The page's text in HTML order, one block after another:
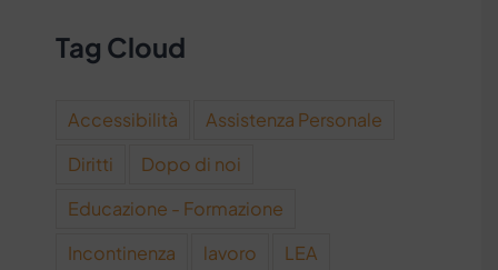
Tag Cloud
Accessibilità
Assistenza Personale
Diritti
Dopo di noi
Educazione - Formazione
Incontinenza
lavoro
LEA